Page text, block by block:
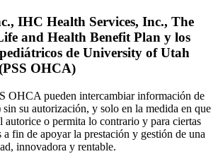
IHC Health Services, Inc., The
and Health Benefit Plan y los
de University of Utah
OHCA)
OHCA pueden intercambiar información de
su autorización, y solo en la medida en que
autorice o permita lo contrario y para ciertas
a fin de apoyar la prestación y gestión de una
innovadora y rentable.